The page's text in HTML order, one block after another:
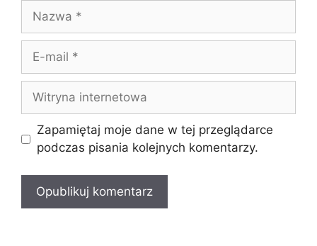
Nazwa
Witryna
internetowa
Zapamiętaj moje dane w tej przeglądarce
podczas pisania kolejnych komentarzy.